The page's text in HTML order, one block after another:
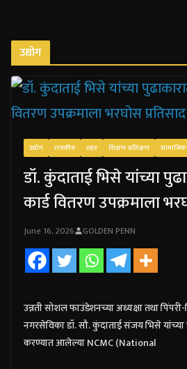
उद्योग
उद्योग राजकीय शहर शिक्षण-प्रशिक्षण सामाजिक
डॉ. कुंदाताई भिसे यांच्या
कार्ड वितरण उपक्रमाला
June 16, 2026 GOLDEN PENN
उन्नती सोशल फाउंडेशनच्या अध्यक्षा तथा
नगरसेविका डॉ. सौ. कुंदाताई संजय भिसे
करण्यात आलेल्या NCMC (National